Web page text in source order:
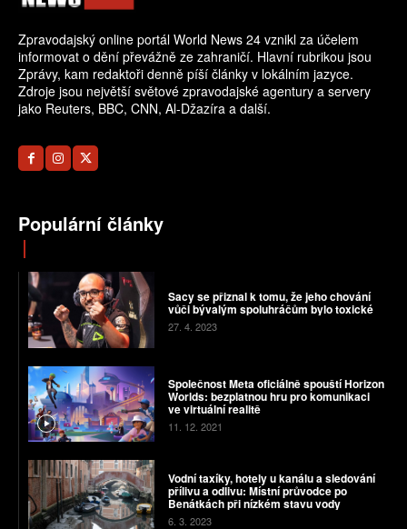
Zpravodajský online portál World News 24 vznikl za účelem
informovat o dění převážně ze zahraničí. Hlavní rubrikou jsou
Zprávy, kam redaktoři denně píší články v lokálním jazyce.
Zdroje jsou největší světové zpravodajské agentury a servery
jako Reuters, BBC, CNN, Al-Džazíra a další.
Populární články
Sacy se přiznal k tomu, že jeho chování
vůči bývalým spoluhráčům bylo toxické
27. 4. 2023
Společnost Meta oficiálně spouští Horizon
Worlds: bezplatnou hru pro komunikaci
ve virtuální realitě
11. 12. 2021
Vodní taxíky, hotely u kanálu a sledování
přílivu a odlivu: Místní průvodce po
Benátkách při nízkém stavu vody
6. 3. 2023